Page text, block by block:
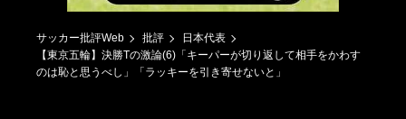
サッカー批評Web 批評
日本代表
【東京五輪】決勝Tの激論(6)「キーパーが切り返して相手をかわす
のは恥と思うべし」「ラッキーを引き寄せないと」